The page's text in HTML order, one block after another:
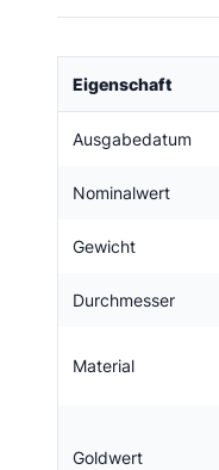
Eigenschaft
Ausgabedatum
Nominalwert
Gewicht
Durchmesser
Material
Goldwert